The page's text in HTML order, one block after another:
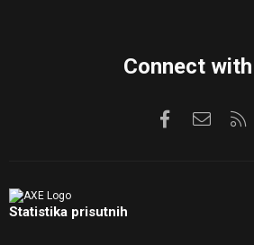
Connect
Facebook
Statistika prisutnih